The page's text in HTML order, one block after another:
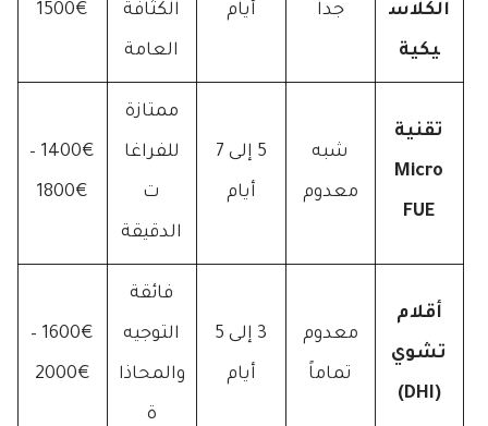
الكلاس
يكية
جداً أيام الكثافة
العامة
1500€
تقنية
Micro
FUE
شبه
معدوم
5 إلى 7
أيام
ممتازة
للفراغا
ت
الدقيقة
1400€ –
1800€
أقلام
تشوي
(DHI)
معدوم
تماماً
3 إلى 5
أيام
فائقة
التوجيه
والمحاذا
ة
1600€ –
2000€